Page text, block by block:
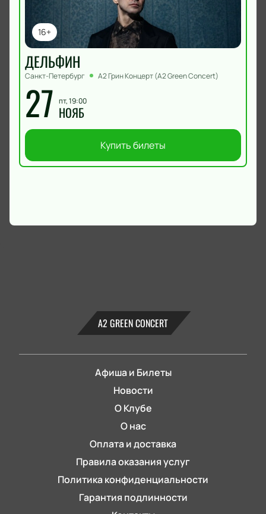
16+
ДЕЛЬФИН
Санкт-Петербург А2 Грин Концерт (A2 Green Concert)
27 пт, 19:00
НОЯБ
Купить билеты
А2 GREEN CONCERT
Афиша и Билеты
Новости
О Клубе
О нас
Оплата и доставка
Правила оказания услуг
Политика конфиденциальности
Гарантия подлинности